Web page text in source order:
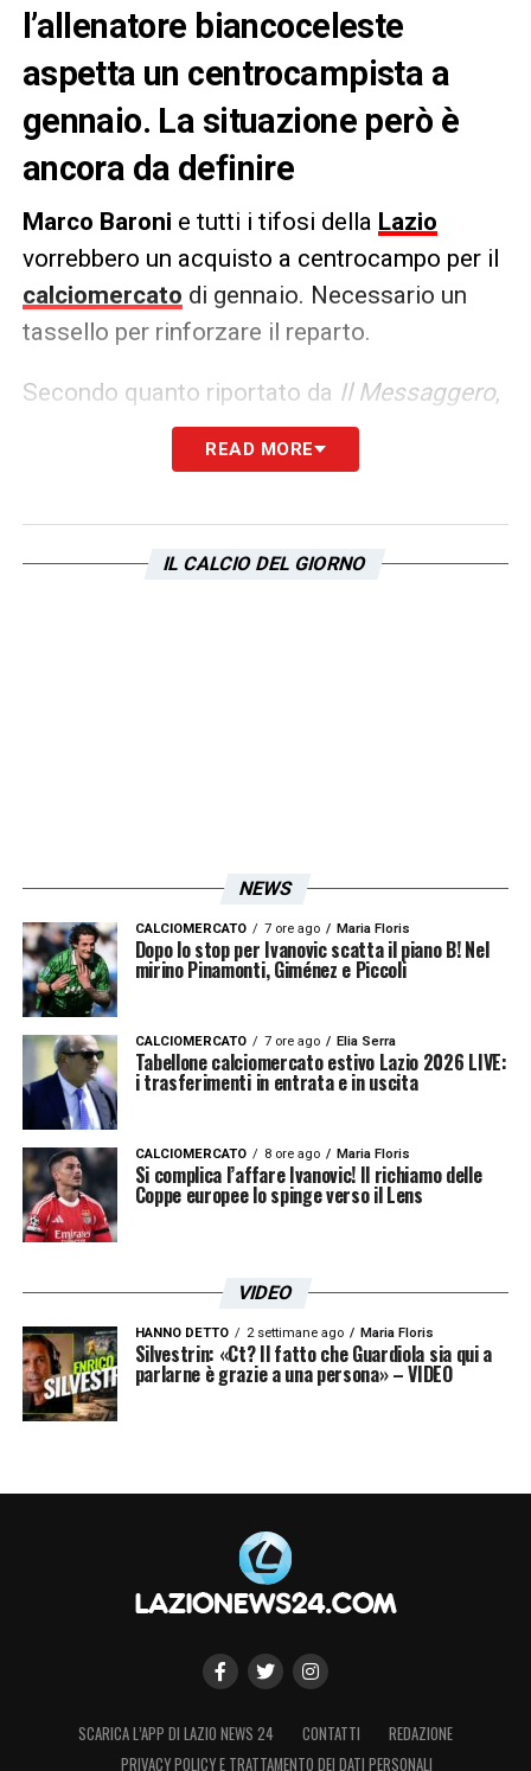
l’allenatore biancoceleste
aspetta un centrocampista a
gennaio. La situazione però è
ancora da definire
Marco Baroni e tutti i tifosi della Lazio
vorrebbero un acquisto a centrocampo per il
calciomercato di gennaio. Necessario un
tassello per rinforzare il reparto.
Secondo quanto riportato da Il Messaggero,
direttore sportivo Fabianistarebbe
provando a convincere ilPresidente Lotito
sarebbe intenzionato a fare grandi
READ MORE
IL CALCIO DEL GIORNO
NEWS
CALCIOMERCATO 7 ore ago Maria Floris
Dopo lo stop per Ivanovic scatta il piano B! Nel
mirino Pinamonti, Giménez e Piccoli
CALCIOMERCATO 7 ore ago Elia Serra
Tabellone calciomercato estivo Lazio 2026 LIVE:
i trasferimenti in entrata e in uscita
CALCIOMERCATO 8 ore ago Maria Floris
Si complica l’affare Ivanovic! Il richiamo delle
Coppe europee lo spinge verso il Lens
VIDEO
HANNO DETTO 2 settimane ago Maria Floris
Silvestrin: «Ct? Il fatto che Guardiola sia qui a
parlarne è grazie a una persona» – VIDEO
SCARICA L’APP DI LAZIO NEWS 24 CONTATTI
REDAZIONE
PRIVACY POLICY E TRATTAMENTO DEI DATI PERSONALI